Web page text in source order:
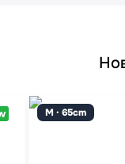
M · 65cm